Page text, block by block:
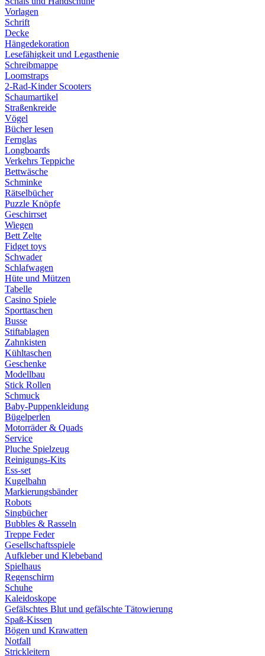
Vorlagen
Schrift
Decke
Hängedekoration
Lesefähigkeit und Legasthenie
Schreibmappe
Loomstraps
2-Rad-Kinder Scooters
Schaumartikel
Straßenkreide
Vögel
Bücher lesen
Fernglas
Longboards
Verkehrs Teppiche
Bettwäsche
Schminke
Rätselbücher
Puzzle Knöpfe
Geschirrset
Wiegen
Bett Zelte
Fidget toys
Schwader
Schlafwagen
Hüte und Mützen
Tabelle
Casino Spiele
Sporttaschen
Busse
Stiftablagen
Zahnkisten
Kühltaschen
Geschenke
Modellbau
Stick Rollen
Schmuck
Baby-Puppenkleidung
Bügelperlen
Motorräder & Quads
Service
Pluche Spielzeug
Reinigungs-Kits
Ess-set
Kugelbahn
Markierungsbänder
Robots
Singbücher
Bubbles & Rasseln
Treppe Feder
Gesellschaftsspiele
Aufkleber und Klebeband
Spielhaus
Regenschirm
Schuhe
Kaleidoskope
Gefälschtes Blut und gefälschte Tätowierung
Spaß-Kissen
Bögen und Krawatten
Notfall
Strickleitern